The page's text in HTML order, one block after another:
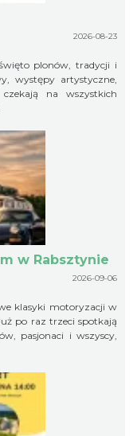
2026-08-23
plonów, tradycji i
występy artystyczne,
na wszystkich
w Rabsztynie
2026-09-06
klasyki motoryzacji w
po raz trzeci spotkają
pasjonaci i wszyscy,